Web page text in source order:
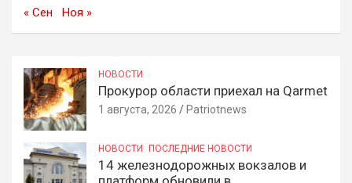
« Сен
Ноя »
НОВОСТИ
Прокурор области приехал на Qarmet
1 августа, 2026 Patriotnews
НОВОСТИ ПОСЛЕДНИЕ НОВОСТИ
14 железнодорожных вокзалов и